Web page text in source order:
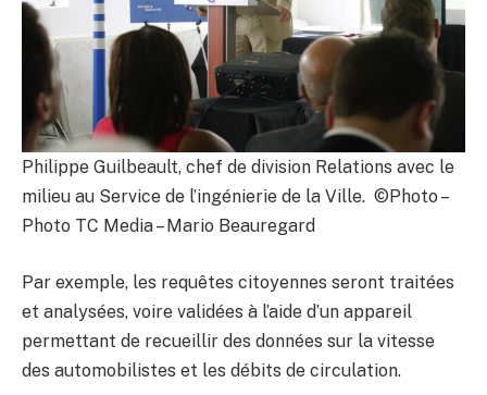
Philippe Guilbeault, chef de division Relations avec le
milieu au Service de l’ingénierie de la Ville. ©Photo –
Photo TC Media – Mario Beauregard
Par exemple, les requêtes citoyennes seront traitées
et analysées, voire validées à l’aide d’un appareil
permettant de recueillir des données sur la vitesse
des automobilistes et les débits de circulation.